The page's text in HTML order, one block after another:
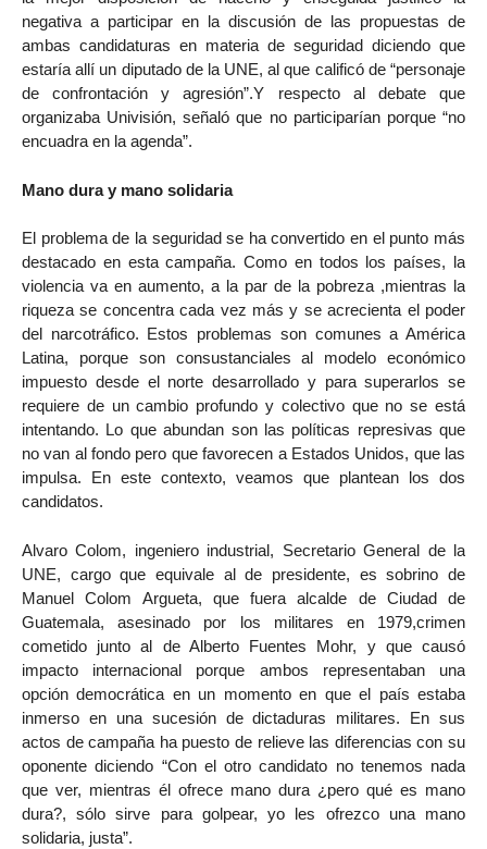
negativa a participar en la discusión de las propuestas de
ambas candidaturas en materia de seguridad diciendo que
estaría allí un diputado de la UNE, al que calificó de “personaje
de confrontación y agresión”.Y respecto al debate que
organizaba Univisión, señaló que no participarían porque “no
encuadra en la agenda”.
Mano dura y mano solidaria
El problema de la seguridad se ha convertido en el punto más
destacado en esta campaña. Como en todos los países, la
violencia va en aumento, a la par de la pobreza ,mientras la
riqueza se concentra cada vez más y se acrecienta el poder
del narcotráfico. Estos problemas son comunes a América
Latina, porque son consustanciales al modelo económico
impuesto desde el norte desarrollado y para superarlos se
requiere de un cambio profundo y colectivo que no se está
intentando. Lo que abundan son las políticas represivas que
no van al fondo pero que favorecen a Estados Unidos, que las
impulsa. En este contexto, veamos que plantean los dos
candidatos.
Alvaro Colom, ingeniero industrial, Secretario General de la
UNE, cargo que equivale al de presidente, es sobrino de
Manuel Colom Argueta, que fuera alcalde de Ciudad de
Guatemala, asesinado por los militares en 1979,crimen
cometido junto al de Alberto Fuentes Mohr, y que causó
impacto internacional porque ambos representaban una
opción democrática en un momento en que el país estaba
inmerso en una sucesión de dictaduras militares. En sus
actos de campaña ha puesto de relieve las diferencias con su
oponente diciendo “Con el otro candidato no tenemos nada
que ver, mientras él ofrece mano dura ¿pero qué es mano
dura?, sólo sirve para golpear, yo les ofrezco una mano
solidaria, justa”.